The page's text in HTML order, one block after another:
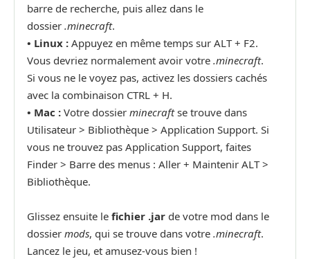
barre de recherche, puis allez dans le
dossier .minecraft.
• Linux : Appuyez en même temps sur ALT + F2.
Vous devriez normalement avoir votre .minecraft.
Si vous ne le voyez pas, activez les dossiers cachés
avec la combinaison CTRL + H.
• Mac : Votre dossier minecraftse trouve dans
Utilisateur > Bibliothèque > Application Support. Si
vous ne trouvez pas Application Support, faites
Finder > Barre des menus : Aller + Maintenir ALT >
Bibliothèque.
Glissez ensuite le fichier .jar de votre mod dans le
dossier mods, qui se trouve dans votre .minecraft.
Lancez le jeu, et amusez-vous bien !